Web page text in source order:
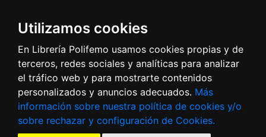
Utilizamos cookies
En Librería Polifemo usamos cookies propias y de
terceros, redes sociales y analíticas para analizar
el tráfico web y para mostrarte contenidos
personalizados y anuncios adecuados. Más
información sobre nuestra política de cookies y/o
sobre rechazar y configuración de Cookies.